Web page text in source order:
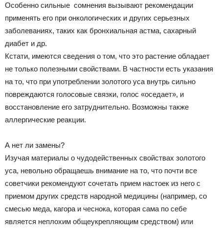
Особенно сильные сомнения вызывают рекомендации
применять его при онкологических и других серьезных
заболеваниях, таких как бронхиальная астма, сахарный
диабет и др.
Кстати, имеются сведения о том, что это растение обладает
не только полезными свойствами. В частности есть указания
на то, что при употреблении золотого уса внутрь сильно
повреждаются голосовые связки, голос «оседает», и
восстановление его затруднительно. Возможны также
аллергические реакции.
А нет ли замены?
Изучая материалы о чудодейственных свойствах золотого
уса, невольно обращаешь внимание на то, что почти все
советчики рекомендуют сочетать прием настоек из него с
приемом других средств народной медицины (например, со
смесью меда, кагора и чеснока, которая сама по себе
является неплохим общеукрепляющим средством) или